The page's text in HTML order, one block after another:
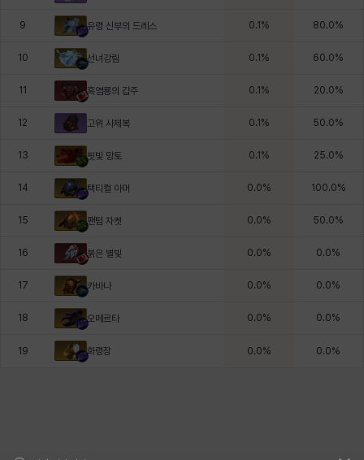
9 유령 신부의 드레스 0.1 % 80.0%
10 선녀강림 0.1 % 60.0%
11 흑염룡의 갑주 0.1 % 20.0%
12 고위 사제복 0.1 % 50.0%
13 핏빛 망토 0.1 % 25.0%
14 택티컬 아머 0.0% 100.0%
15 팬텀 자켓 0.0% 50.0%
16 붉은 별빛 0.0% 0.0%
17 카바나 0.0% 0.0%
18 오메르타 0.0% 0.0%
19 화령장 0.0% 0.0%